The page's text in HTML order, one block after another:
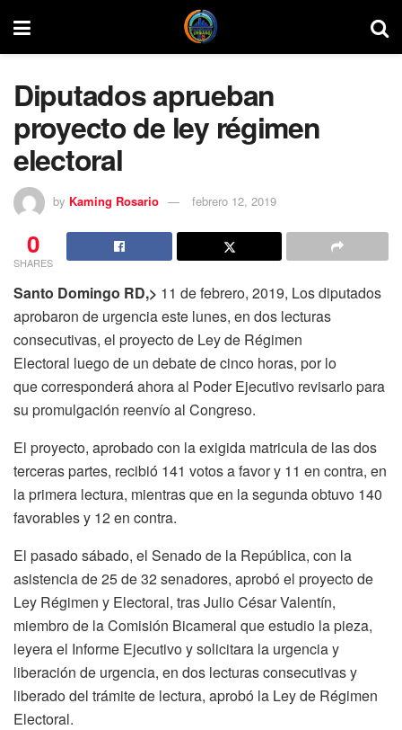
Diputados aprueban
proyecto de ley régimen
electoral
by Kaming Rosario febrero 12, 2019
0
SHARES
Santo Domingo RD,> 11 de febrero, 2019, Los diputados
aprobaron de urgencia este lunes, en dos lecturas
consecutivas, el proyecto de Ley de Régimen
Electoral luego de un debate de cinco horas, por lo
que corresponderá ahora al Poder Ejecutivo revisarlo para
su promulgación reenvío al Congreso.
El proyecto, aprobado con la exigida matricula de las dos
terceras partes, recibió 141 votos a favor y 11 en contra, en
la primera lectura, mientras que en la segunda obtuvo 140
favorables y 12 en contra.
El pasado sábado, el Senado de la República, con la
asistencia de 25 de 32 senadores, aprobó el proyecto de
Ley Régimen y Electoral, tras Julio César Valentín,
miembro de la Comisión Bicameral que estudio la pieza,
leyera el Informe Ejecutivo y solicitara la urgencia y
liberación de urgencia, en dos lecturas consecutivas y
liberado del trámite de lectura, aprobó la Ley de Régimen
Electoral.